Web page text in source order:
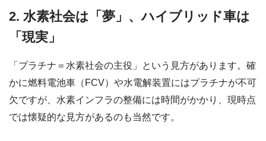
2. 水素社会は「夢」、ハイブリッド車は
「現実」
「プラチナ＝水素社会の主役」という見方があります。確
かに燃料電池車（FCV）や水電解装置にはプラチナが不可
欠ですが、水素インフラの整備には時間がかかり、現時点
では懐疑的な見方があるのも当然です。